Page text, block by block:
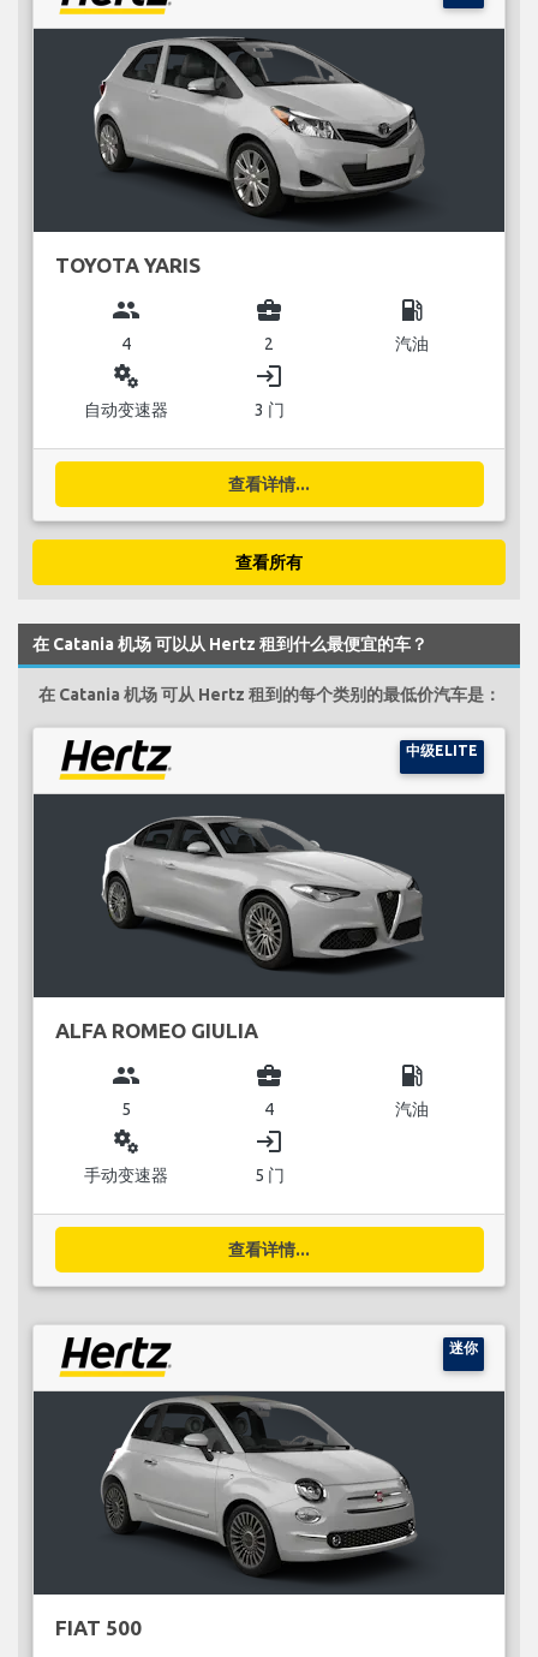
TOYOTA YARIS
group
4
business_center
2
local_gas_station
汽油
miscellaneous_services
自动变速器
login
3 门
查看详情...
查看所有
在 Catania 机场 可以从 Hertz 租到什么最便宜的车？
在 Catania 机场 可从 Hertz 租到的每个类别的最低价汽车是：
中级ELITE
ALFA ROMEO GIULIA
group
5
business_center
4
local_gas_station
汽油
miscellaneous_services
手动变速器
login
5 门
查看详情...
迷你
FIAT 500